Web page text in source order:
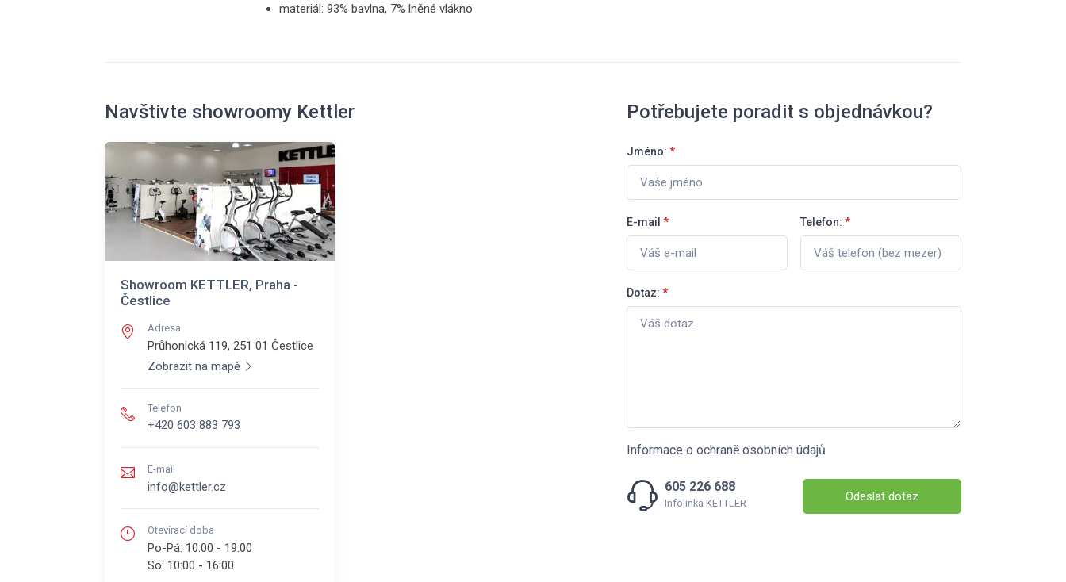
materiál: 93% bavlna, 7% lněné vlákno
Navštivte showroomy Kettler
Showroom KETTLER, Praha -
Čestlice
Adresa
Průhonická 119, 251 01 Čestlice
Zobrazit na mapě
Telefon
+420 603 883 793
E-mail
info@kettler.cz
Otevírací doba
Po-Pá: 10:00 - 19:00
So: 10:00 - 16:00
Potřebujete poradit s objednávkou?
Jméno: *
E-mail * Telefon: *
Dotaz: *
Informace o ochraně osobních údajů
605 226 688
Infolinka KETTLER Odeslat dotaz